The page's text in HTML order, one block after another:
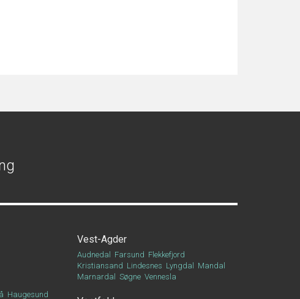
Haugesund
Vest-Agder
Audnedal Farsund Flekkefjord
Kristiansand Lindesnes Lyngdal
Mandal
Marnardal
Søgne Vennesla